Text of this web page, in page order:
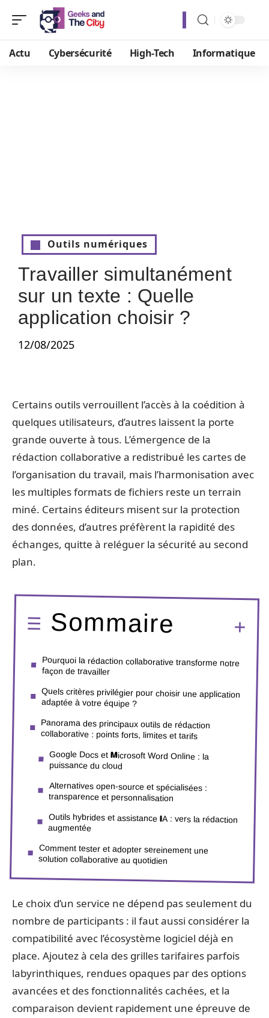
Actu Cybersécurité High-Tech Informatique
Outils numériques
Travailler simultanément
sur un texte : Quelle
application choisir ?
12/08/2025
Certains outils verrouillent l’accès à la coédition à
quelques utilisateurs, d’autres laissent la porte
grande ouverte à tous. L’émergence de la
rédaction collaborative a redistribué les cartes de
l’organisation du travail, mais l’harmonisation avec
les multiples formats de fichiers reste un terrain
miné. Certains éditeurs misent sur la protection
des données, d’autres préfèrent la rapidité des
échanges, quitte à reléguer la sécurité au second
plan.
Sommaire
Pourquoi la rédaction collaborative transforme notre
façon de travailler
Quels critères privilégier pour choisir une application
adaptée à votre équipe ?
Panorama des principaux outils de rédaction
collaborative : points forts, limites et tarifs
Google Docs et Microsoft Word Online : la
puissance du cloud
Alternatives open-source et spécialisées :
transparence et personnalisation
Outils hybrides et assistance IA : vers la rédaction
augmentée
Comment tester et adopter sereinement une
solution collaborative au quotidien
Le choix d’un service ne dépend pas seulement du
nombre de participants : il faut aussi considérer la
compatibilité avec l’écosystème logiciel déjà en
place. Ajoutez à cela des grilles tarifaires parfois
labyrinthiques, rendues opaques par des options
avancées et des fonctionnalités cachées, et la
comparaison devient rapidement une épreuve de